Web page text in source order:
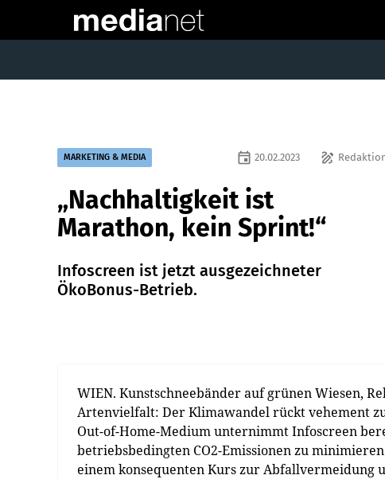
MARKETING & MEDIA draw
event 20.02.2023
„Nachhaltigkeit ist
Marathon, kein Sprint!“
Infoscreen ist jetzt ausgezeichneter
ÖkoBonus-Betrieb.
WIEN. Kunstschneebänder auf grünen Wiesen,
Artenvielfalt: Der Klimawandel rückt vehement
Out-of-Home-Medium unternimmt Infoscreen
betriebsbedingten CO2-Emissionen zu
einem konsequenten Kurs zur Abfallvermeidung